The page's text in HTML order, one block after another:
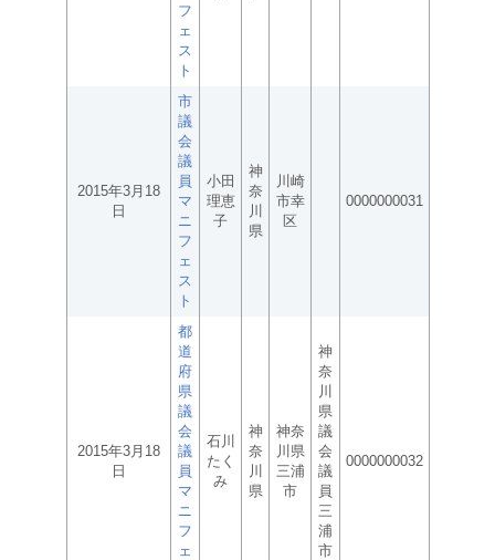
フ
ェ
ス
ト
2015年3月18
日
市
議
会
議
員
マ
ニ
フ
ェ
ス
ト
小田
理恵
子
神
奈
川
県
川崎
市幸
区
0000000031
2015年3月18
日
都
道
府
県
議
会
議
員
マ
ニ
フ
ェ
石川
たく
み
神
奈
川
県
神奈
川県
三浦
市
神
奈
川
県
議
会
議
員
三
浦
市
0000000032